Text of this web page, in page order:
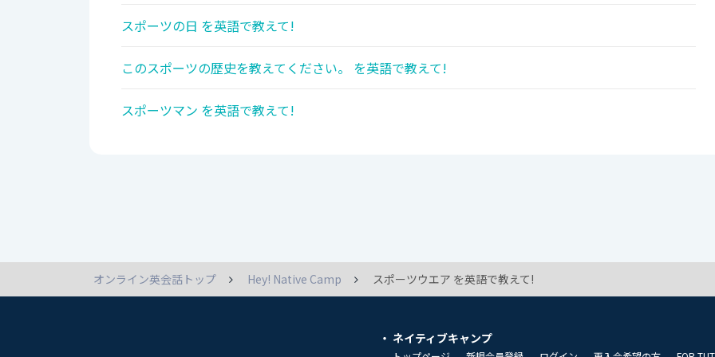
スポーツの日 を英語で教えて!
このスポーツの歴史を教えてください。 を英語で教えて!
スポーツマン を英語で教えて!
オンライン英会話トップ Hey! Native Camp スポーツウエア を英語で教えて!
ネイティブキャンプ